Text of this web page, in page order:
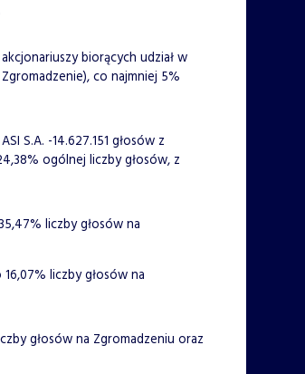
biorących udział w
co najmniej 5%
S.A. -14.627.151 głosów z
ogólnej liczby głosów, z
liczby głosów na
liczby głosów na
głosów na Zgromadzeniu oraz